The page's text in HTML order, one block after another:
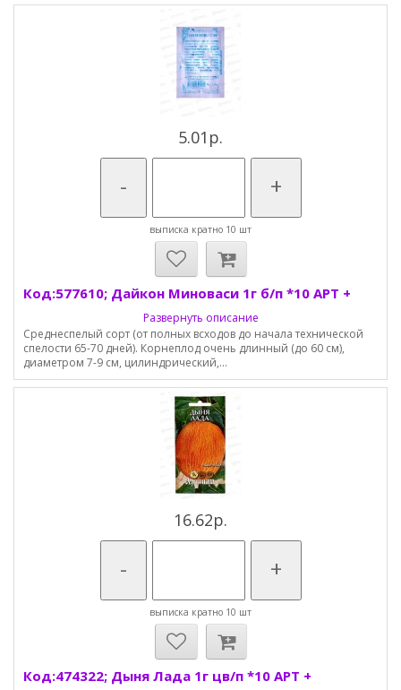
5.01р.
- +
выписка кратно 10 шт
Код:577610; Дайкон Миноваси 1г б/п *10 АРТ +
Развернуть описание
Среднеспелый сорт (от полных всходов до начала технической
спелости 65-70 дней). Корнеплод очень длинный (до 60 см),
диаметром 7-9 см, цилиндрический,...
16.62р.
- +
выписка кратно 10 шт
Код:474322; Дыня Лада 1г цв/п *10 АРТ +